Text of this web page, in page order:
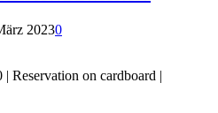
20230
Reservation on cardboard |